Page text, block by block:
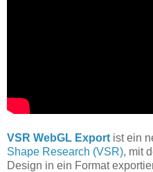
VSR WebGL Export ist ein
Shape Research (VSR), mit
Design in ein Format